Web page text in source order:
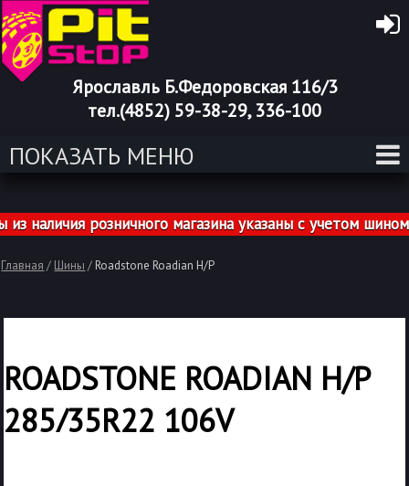
Ярославль Б.Федоровская 116/3
тел.(4852) 59-38-29, 336-100
ПОКАЗАТЬ МЕНЮ
розничного магазина указаны с учетом
Главная / Шины / Roadstone Roadian H/P
ROADSTONE ROADIAN H/P
285/35R22 106V